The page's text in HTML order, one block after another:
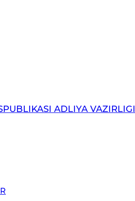
ADLIYA VAZIRLIGI